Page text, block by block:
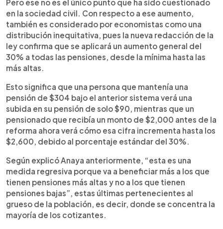
Pero ese no es el único punto que ha sido cuestionado
en la sociedad civil. Con respecto a ese aumento,
también es considerado por economistas como una
distribución inequitativa, pues la nueva redacción de la
ley confirma que se aplicará un aumento general del
30% a todas las pensiones, desde la mínima hasta las
más altas.
Esto significa que una persona que mantenía una
pensión de $304 bajo el anterior sistema verá una
subida en su pensión de solo $90, mientras que un
pensionado que recibía un monto de $2,000 antes de la
reforma ahora verá cómo esa cifra incrementa hasta los
$2,600, debido al porcentaje estándar del 30%.
Según explicó Anaya anteriormente, “esta es una
medida regresiva porque va a beneficiar más a los que
tienen pensiones más altas y no a los que tienen
pensiones bajas”, estas últimas pertenecientes al
grueso de la población, es decir, donde se concentra la
mayoría de los cotizantes.